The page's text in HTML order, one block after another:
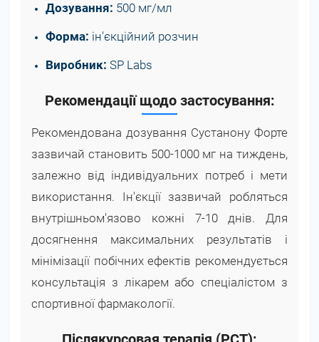
Дозування: 500 мг/мл
Форма: ін'єкційний розчин
Виробник: SP Labs
Рекомендації щодо застосування:
Рекомендована дозування Сустанону Форте
зазвичай становить 500-1000 мг на тиждень,
залежно від індивідуальних потреб і мети
використання. Ін'єкції зазвичай робляться
внутрішньом'язово кожні 7-10 днів. Для
досягнення максимальних результатів і
мінімізації побічних ефектів рекомендується
консультація з лікарем або спеціалістом з
спортивної фармакології.